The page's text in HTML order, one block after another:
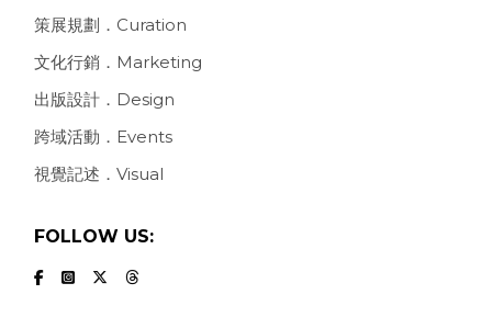
策展規劃．Curation
文化行銷．Marketing
出版設計．Design
跨域活動．Events
視覺記述．Visual
FOLLOW US: